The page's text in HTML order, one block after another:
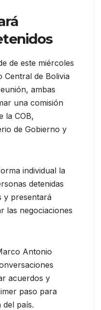
de este miércoles
Central de Bolivia
ambas
una comisión
la COB,
de Gobierno y
individual la
detenidas
y presentará
las negociaciones
Antonio
acuerdos y
paso para
país.